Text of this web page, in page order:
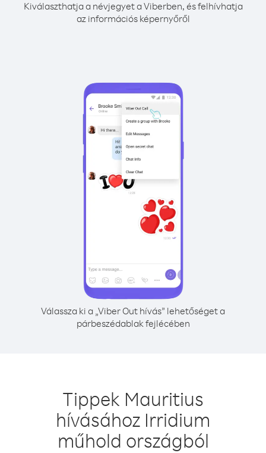
Kiválaszthatja a névjegyet a Viberben, és felhívhatja
az információs képernyőről
Válassza ki a „Viber Out hívás” lehetőséget a
párbeszédablak fejlécében
Tippek Mauritius
hívásához Irridium
műhold országból